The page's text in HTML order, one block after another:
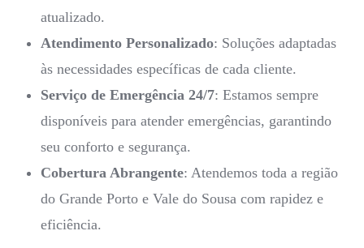
atualizado.
Atendimento Personalizado: Soluções adaptadas
às necessidades específicas de cada cliente.
Serviço de Emergência 24/7: Estamos sempre
disponíveis para atender emergências, garantindo
seu conforto e segurança.
Cobertura Abrangente: Atendemos toda a região
do Grande Porto e Vale do Sousa com rapidez e
eficiência.